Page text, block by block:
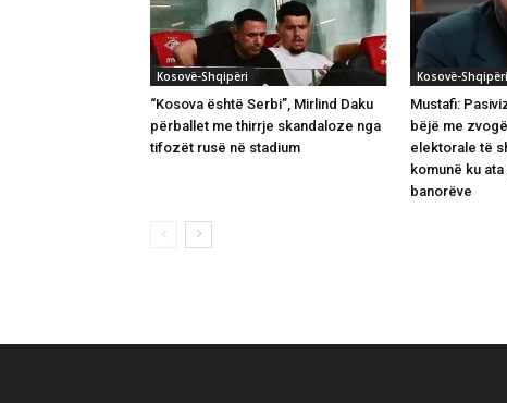
Kosovë-Shqipëri
“Kosova është Serbi”, Mirlind Daku
përballet me thirrje skandaloze nga
tifozët rusë në stadium
Kosovë-Shqipëri
Mustafi:
bëjë me
elektorale të
komunë ku
banorëve